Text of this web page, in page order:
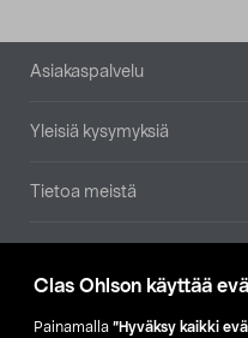
Clas Ohlson käyttää
Painamalla ”Hyväksy kaikki
Alatunniste
Asiakaspalvelu
Yleisiä kysymyksiä
Tietoa meistä